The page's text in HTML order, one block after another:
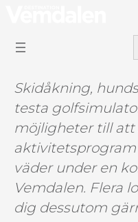
innehåll
Skidåkning,
testa
möjligheter till
aktivitetsprogram
väder under en
Vemdalen. Flera
dig dessutom